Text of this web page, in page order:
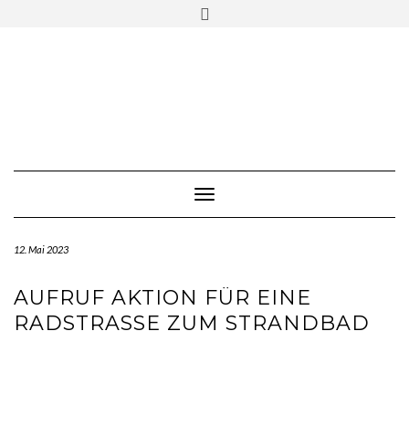
Toggle Navigation
12. Mai 2023
AUFRUF AKTION FÜR EINE
RADSTRASSE ZUM STRANDBAD